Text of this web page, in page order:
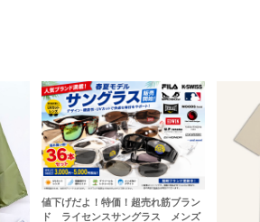
値下げだよ！特価！超売れ筋ブラン
ド ライセンスサングラス メンズ